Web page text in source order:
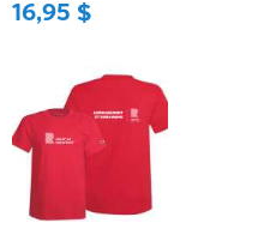
16,95 $